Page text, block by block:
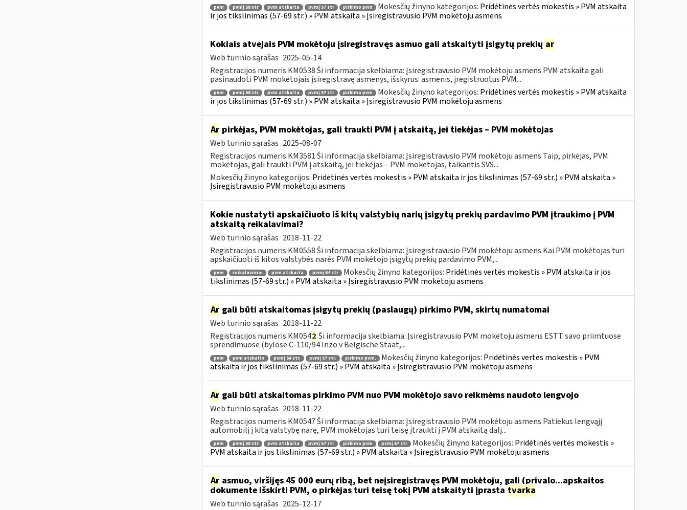
pvm pvmį 58 str pvm atskaita pvmį 57 str pirkimo pvm Mokesčių žinyno kategorijos: Pridėtinės vertės mokestis » PVM atskaita
ir jos tikslinimas (57-69 str.) » PVM atskaita » Įsiregistravusio PVM mokėtoju asmens
Kokiais atvejais PVM mokėtoju įsiregistravęs asmuo gali atskaityti įsigytų prekių ar
Web turinio sąrašas 2025-05-14
Registracijos numeris KM0538 Ši informacija skelbiama: Įsiregistravusio PVM mokėtoju asmens PVM atskaita gali
pasinaudoti PVM mokėtojais įsiregistravę asmenys, išskyrus: asmenis, įregistruotus PVM...
pvm pvmį 58 str pvm atskaita pvmį 57 str pirkimo pvm Mokesčių žinyno kategorijos: Pridėtinės vertės mokestis » PVM atskaita
ir jos tikslinimas (57-69 str.) » PVM atskaita » Įsiregistravusio PVM mokėtoju asmens
Arpirkėjas, PVM mokėtojas, gali traukti PVM į atskaitą, jei tiekėjas – PVM mokėtojas
Web turinio sąrašas 2025-08-07
Registracijos numeris KM3581 Ši informacija skelbiama: Įsiregistravusio PVM mokėtoju asmens Taip, pirkėjas, PVM
mokėtojas, gali traukti PVM į atskaitą, jei tiekėjas – PVM mokėtojas, taikantis SVS...
Mokesčių žinyno kategorijos: Pridėtinės vertės mokestis » PVM atskaita ir jos tikslinimas (57-69 str.) » PVM atskaita »
Įsiregistravusio PVM mokėtoju asmens
Kokie nustatyti apskaičiuoto iš kitų valstybių narių įsigytų prekių pardavimo PVM įtraukimo į PVM
atskaitą reikalavimai?
Web turinio sąrašas 2018-11-22
Registracijos numeris KM0558 Ši informacija skelbiama: Įsiregistravusio PVM mokėtoju asmens Kai PVM mokėtojas turi
apskaičiuoti iš kitos valstybės narės PVM mokėtojo įsigytų prekių pardavimo PVM,...
pvm reikalavimai pvm atskaita pvmį 64 str Mokesčių žinyno kategorijos: Pridėtinės vertės mokestis » PVM atskaita ir jos
tikslinimas (57-69 str.) » PVM atskaita » Įsiregistravusio PVM mokėtoju asmens
Argali būti atskaitomas įsigytų prekių (paslaugų) pirkimo PVM, skirtų numatomai
Web turinio sąrašas 2018-11-22
Registracijos numeris KM0542 Ši informacija skelbiama: Įsiregistravusio PVM mokėtoju asmens ESTT savo priimtuose
sprendimuose (bylose C-110/94 Inzo v Belgische Staat,...
pvm pvm atskaita pvmį 58 str. pvmį 57 str. pirkimo pvm. Mokesčių žinyno kategorijos: Pridėtinės vertės mokestis » PVM
atskaita ir jos tikslinimas (57-69 str.) » PVM atskaita » Įsiregistravusio PVM mokėtoju asmens
Argali būti atskaitomas pirkimo PVM nuo PVM mokėtojo savo reikmėms naudoto lengvojo
Web turinio sąrašas 2018-11-22
Registracijos numeris KM0547 Ši informacija skelbiama: Įsiregistravusio PVM mokėtoju asmens Patiekus lengvąjį
automobilį į kitą valstybę narę, PVM mokėtojas turi teisę įtraukti į PVM atskaitą dalį...
pvm pvmį 58 str pvm atskaita pvmį 57 str pirkimo pvm pvmį 67 str Mokesčių žinyno kategorijos: Pridėtinės vertės mokestis »
PVM atskaita ir jos tikslinimas (57-69 str.) » PVM atskaita » Įsiregistravusio PVM mokėtoju asmens
Arasmuo, viršijęs 45 000 eurų ribą, bet neįsiregistravęs PVM mokėtoju, gali (privalo...apskaitos
dokumente išskirti PVM, o pirkėjas turi teisę tokį PVM atskaityti įprasta tvarka
Web turinio sąrašas 2025-12-17